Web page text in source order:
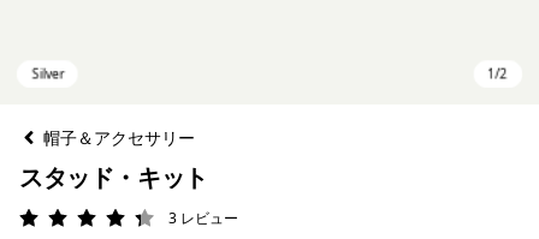
帽子＆アクセサリー
スタッド・キット
評価: 4.3 / 5
3 レビュー